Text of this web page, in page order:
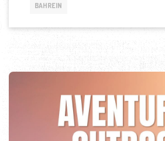
BAHREIN